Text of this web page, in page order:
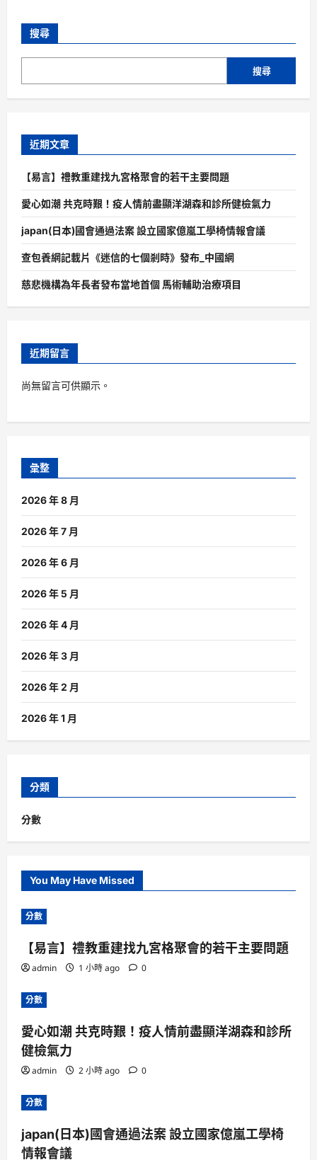
搜尋
搜尋
近期文章
【易言】禮教重建找九宮格聚會的若干主要問題
愛心如潮 共克時艱！疫人情前盡顯洋湖森和診所健檢氣力
japan(日本)國會通過法案 設立國家億嵐工學椅情報會議
查包養網記載片《迷信的七個剎時》發布_中國網
慈悲機構為年長者發布當地首個 馬術輔助治療項目
近期留言
尚無留言可供顯示。
彙整
2026 年 8 月
2026 年 7 月
2026 年 6 月
2026 年 5 月
2026 年 4 月
2026 年 3 月
2026 年 2 月
2026 年 1 月
分類
分數
You May Have Missed
分數
【易言】禮教重建找九宮格聚會的若干主要問題
admin 1 小時 ago 0
分數
愛心如潮 共克時艱！疫人情前盡顯洋湖森和診所
健檢氣力
admin 2 小時 ago 0
分數
japan(日本)國會通過法案 設立國家億嵐工學椅
情報會議